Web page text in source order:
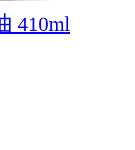
410ml